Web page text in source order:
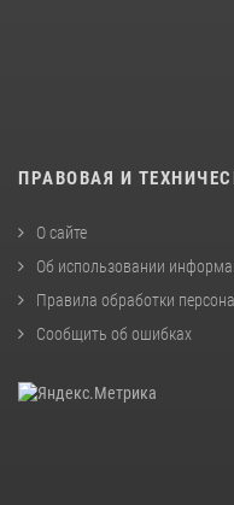
ПРАВОВАЯ И
О сайте
Об использовании
Правила обработки
Сообщить об ошибках